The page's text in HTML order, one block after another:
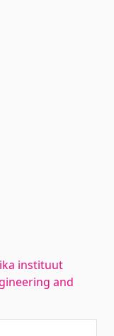
instituut
and